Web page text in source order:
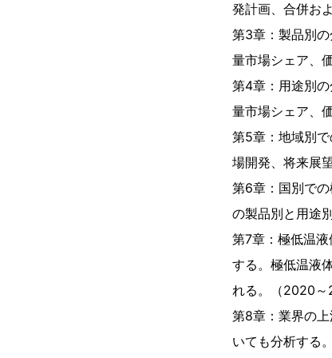
発計画、合併お
第3章：製品別
量市場シェア、
第4章：用途別
量市場シェア、
第5章：地域別
場開発、将来展
第6章：国別で
の製品別と用途
第7章：極低温
する。極低温液
れる。（2020～
第8章：業界の
いても分析する。